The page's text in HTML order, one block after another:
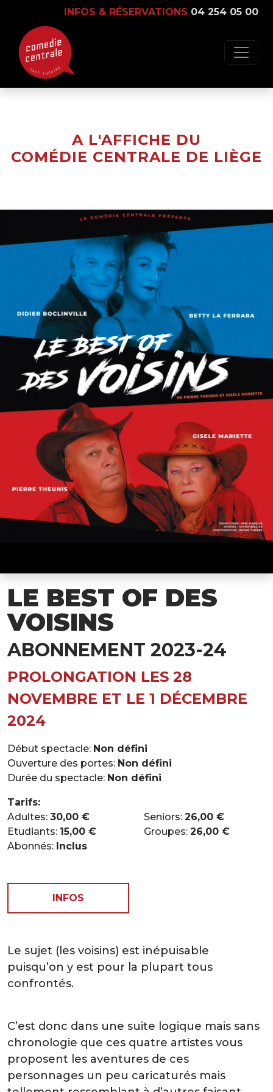
INFOS & RÉSERVATIONS 04 254 05 00
A L'AFFICHE DU
COMÉDIE CENTRALE DE LIÈGE
LE BEST OF DES
VOISINS
ABONNEMENT 2023-24
PROLONGATION LES 28
NOVEMBRE ET LE 1 DÉCEMBRE
2024
Début spectacle: Non défini
Ouverture des portes: Non défini
Durée du spectacle: Non défini
Tarifs:
Adultes: 30,00 € Seniors: 26,00 €
Etudiants: 15,00 € Groupes: 26,00 €
Abonnés: Inclus
INFOS
Le sujet (les voisins) est inépuisable
puisqu’on y est pour la plupart tous
confrontés.
C’est donc dans une suite logique mais sans
chronologie que ces quatre artistes vous
proposent les aventures de ces
personnages un peu caricaturés mais